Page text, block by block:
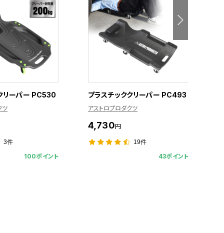
リーパー PC530
ツ
3件
100ポイント
プラスチッククリーパー PC493
アストロプロダクツ
4,730円
19件
43ポイント